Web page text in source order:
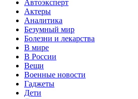
Автоэксперт
Актеры
Аналитика
Безумный мир
Болезни и лекарства
В мире
В России
Вещи
Военные новости
Гаджеты
Дети